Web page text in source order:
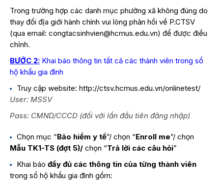
Trong trường hợp các danh mục phường xã không đúng do
thay đổi địa giới hành chính vui lòng phản hồi về P.CTSV
(qua email: congtacsinhvien@hcmus.edu.vn) để được điều
chỉnh.
BƯỚC 2: Khai báo thông tin tất cả các thành viên trong sổ
hộ khẩu gia đình
Truy cập website: http://ctsv.hcmus.edu.vn/onlinetest/
User: MSSV
Pass: CMND/CCCD (đối với lần đầu tiên đăng nhập)
Chọn mục “Bảo hiểm y tế”/ chọn “Enroll me”/ chọn
Mẫu TK1-TS (đợt 5)/ chọn “Trả lời các câu hỏi”
Khai báo đầy đủ các thông tin của từng thành viên
trong sổ hộ khẩu gia đình gồm: